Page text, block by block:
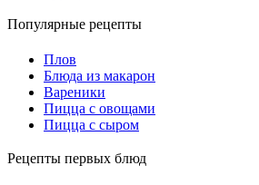
Популярные рецепты
Плов
Блюда из макарон
Вареники
Пицца с овощами
Пицца с сыром
Рецепты первых блюд